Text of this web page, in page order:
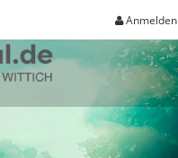
Anmelden